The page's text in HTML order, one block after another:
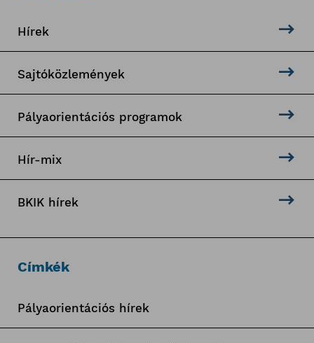
Hírek
Sajtóközlemények
Pályaorientációs programok
Hír-mix
BKIK hírek
Címkék
Pályaorientációs hírek